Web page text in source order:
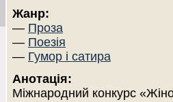
Жанр:
— Проза
— Поезія
— Гумор і сатира
Анотація:
Міжнародний конкурс